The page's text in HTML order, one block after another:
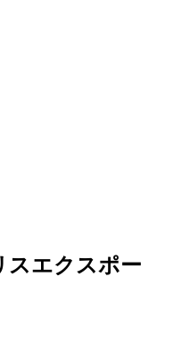
スエクスポー